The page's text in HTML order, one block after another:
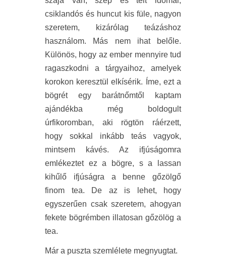
csiklandós és huncut kis füle, nagyon
szeretem, kizárólag teázáshoz
használom. Más nem ihat belőle.
Különös, hogy az ember mennyire tud
ragaszkodni a tárgyaihoz, amelyek
korokon keresztül elkísérik. Íme, ezt a
bögrét egy barátnőmtől kaptam
ajándékba még boldogult
úrfikoromban, aki rögtön ráérzett,
hogy sokkal inkább teás vagyok,
mintsem kávés. Az ifjúságomra
emlékeztet ez a bögre, s a lassan
kihűlő ifjúságra a benne gőzölgő
finom tea. De az is lehet, hogy
egyszerűen csak szeretem, ahogyan
fekete bögrémben illatosan gőzölög a
tea.
Már a puszta szemlélete megnyugtat.